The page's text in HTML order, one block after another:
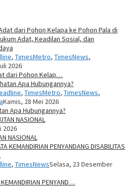
, TimesMetro, TimesNews,
2026
dari Pohon Kelap…
, TimesMetro, TimesNews,
Kamis, 28 Mei 2026
Apa Hubungannya?
2026
NASIONAL
, TimesNewsSelasa, 23 Desember
PENYAND…